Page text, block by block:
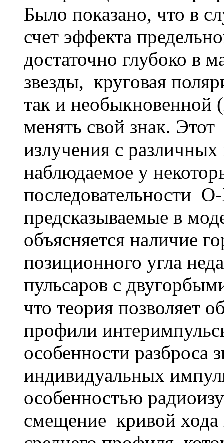
Было показано, что в
счет эффекта
достаточно глубоко в
звезды, круговая
так и необыкновенной
менять свой знак.
излучения с
наблюдаемое у
последовательности
предсказываемые в
объясняется наличие
позиционного угла
пульсаров с
что теория позволяет
профили
особенности разброса
индивидуальных
особенностью
смещение кривой хода